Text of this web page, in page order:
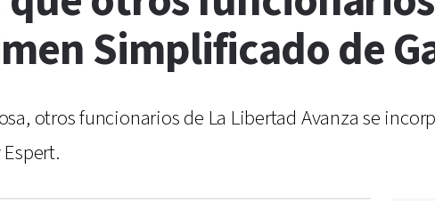
Simplificado de
otros funcionarios de La Libertad Avanza se